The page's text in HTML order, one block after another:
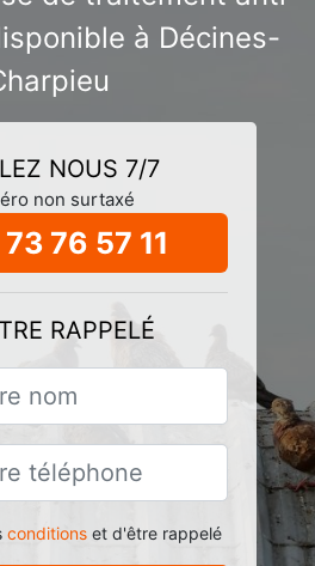
à Décines-
NOUS 7/7
non surtaxé
76 57 11
RAPPELÉ
conditionset d'être rappelé